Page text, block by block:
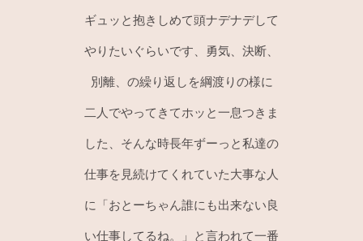
ギュッと抱きしめて頭ナデナデして
やりたいぐらいです、勇気、決断、
別離、の繰り返しを綱渡りの様に
二人でやってきてホッと一息つきま
した、そんな時長年ずーっと私達の
仕事を見続けてくれていた大事な人
に「おとーちゃん誰にも出来ない良
い仕事してるね。」と言われて一番